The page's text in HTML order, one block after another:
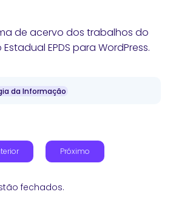
de acervo dos trabalhos do
EPDS para WordPress.
da Informação
Próximo
fechados.